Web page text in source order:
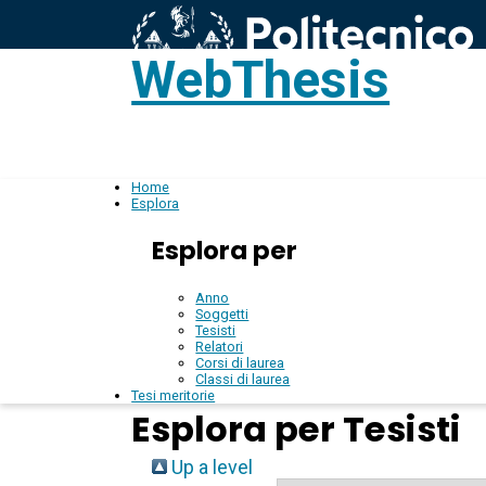
WebThesis
Home
Esplora
Esplora per
Anno
Soggetti
Tesisti
Relatori
Corsi di laurea
Classi di laurea
Tesi meritorie
Esplora per Tesisti
Up a level